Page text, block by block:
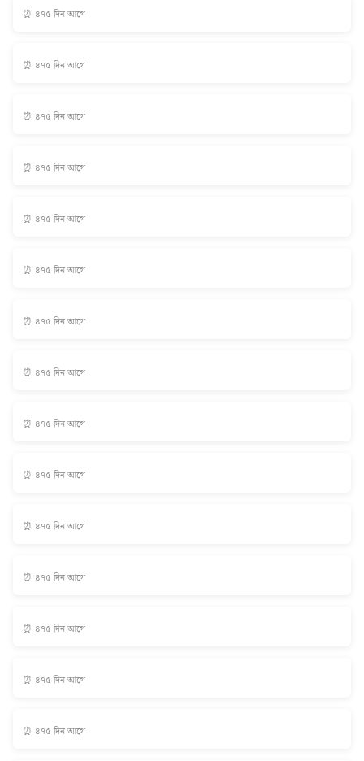
⏰ ৪৭৫ দিন আগে
⏰ ৪৭৫ দিন আগে
⏰ ৪৭৫ দিন আগে
⏰ ৪৭৫ দিন আগে
⏰ ৪৭৫ দিন আগে
⏰ ৪৭৫ দিন আগে
⏰ ৪৭৫ দিন আগে
⏰ ৪৭৫ দিন আগে
⏰ ৪৭৫ দিন আগে
⏰ ৪৭৫ দিন আগে
⏰ ৪৭৫ দিন আগে
⏰ ৪৭৫ দিন আগে
⏰ ৪৭৫ দিন আগে
⏰ ৪৭৫ দিন আগে
⏰ ৪৭৫ দিন আগে